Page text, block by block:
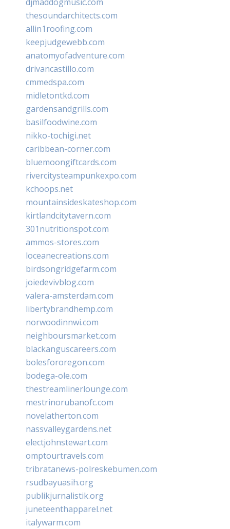
thesoundarchitects.com
allin1roofing.com
keepjudgewebb.com
anatomyofadventure.com
drivancastillo.com
cmmedspa.com
midletontkd.com
gardensandgrills.com
basilfoodwine.com
nikko-tochigi.net
caribbean-corner.com
bluemoongiftcards.com
rivercitysteampunkexpo.com
kchoops.net
mountainsideskateshop.com
kirtlandcitytavern.com
301nutritionspot.com
ammos-stores.com
loceanecreations.com
birdsongridgefarm.com
joiedevivblog.com
valera-amsterdam.com
libertybrandhemp.com
norwoodinnwi.com
neighboursmarket.com
blackanguscareers.com
bolesfororegon.com
bodega-ole.com
thestreamlinerlounge.com
mestrinorubanofc.com
novelatherton.com
nassvalleygardens.net
electjohnstewart.com
omptourtravels.com
tribratanews-polreskebumen.com
rsudbayuasih.org
publikjurnalistik.org
juneteenthapparel.net
italywarm.com